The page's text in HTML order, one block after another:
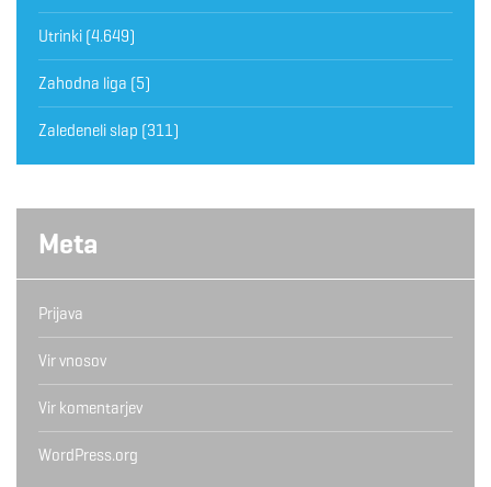
Utrinki (4.649)
Zahodna liga (5)
Zaledeneli slap (311)
Meta
Prijava
Vir vnosov
Vir komentarjev
WordPress.org